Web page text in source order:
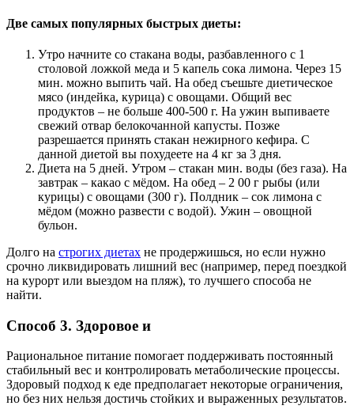
Две самых популярных быстрых диеты:
Утро начните со стакана воды, разбавленного с 1
столовой ложкой меда и 5 капель сока лимона. Через 15
мин. можно выпить чай. На обед съешьте диетическое
мясо (индейка, курица) с овощами. Общий вес
продуктов – не больше 400-500 г. На ужин выпиваете
свежий отвар белокочанной капусты. Позже
разрешается принять стакан нежирного кефира. С
данной диетой вы похудеете на 4 кг за 3 дня.
Диета на 5 дней. Утром – стакан мин. воды (без газа). На
завтрак – какао с мёдом. На обед – 2 00 г рыбы (или
курицы) с овощами (300 г). Полдник – сок лимона с
мёдом (можно развести с водой). Ужин – овощной
бульон.
Долго на строгих диетах не продержишься, но если нужно
срочно ликвидировать лишний вес (например, перед поездкой
на курорт или выездом на пляж), то лучшего способа не
найти.
Способ 3. Здоровое и
Рациональное питание помогает поддерживать постоянный
стабильный вес и контролировать метаболические процессы.
Здоровый подход к еде предполагает некоторые ограничения,
но без них нельзя достичь стойких и выраженных результатов.